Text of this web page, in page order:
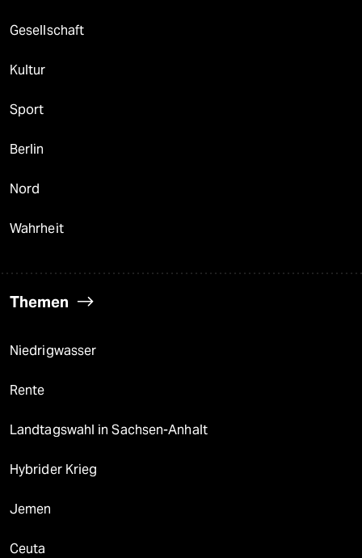
Gesellschaft
Kultur
Sport
Berlin
Nord
Wahrheit
Themen
Niedrigwasser
Rente
Landtagswahl in Sachsen-Anhalt
Hybrider Krieg
Jemen
Ceuta